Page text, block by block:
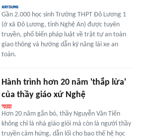
Gần 2.000 học sinh Trường THPT Đô Lương 1
(ở xã Đô Lương, tỉnh Nghệ An) được tuyên
truyền, phổ biến pháp luật về trật tự an toàn
giao thông và hướng dẫn kỹ năng lái xe an
toàn.
Hành trình hơn 20 năm 'thắp lửa'
của thầy giáo xứ Nghệ
Hơn 20 năm gắn bó, thầy Nguyễn Văn Tiến
không chỉ là nhà giáo giỏi mà còn là người thầy
truyền cảm hứng, dẫn lối cho bao thế hệ học